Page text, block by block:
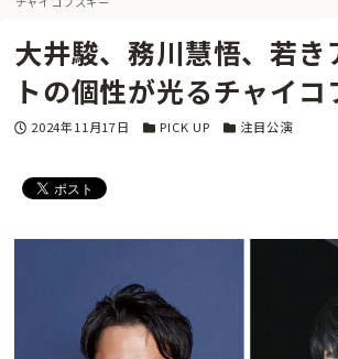
大井駿、務川慧悟、若き
トの個性が光るチャイコ
投稿日
2024年11月17日 カテゴリー
PICK UP カテゴリー
注目公演